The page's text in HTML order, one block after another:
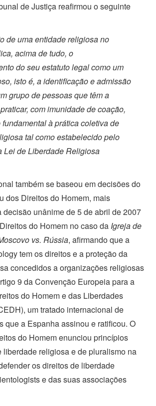
de Justiça reafirmou o seguinte
de uma entidade religiosa no
acima de tudo, o
do seu estatuto legal como um
isto é, a identificação e admissão
grupo de pessoas que têm a
com imunidade de coação,
à prática coletiva de
tal como estabelecido pelo
Lei de Liberdade Religiosa
também se baseou em decisões do
dos Direitos do Homem, mais
decisão unânime de 5 de abril de 2007
do Homem no caso da Igreja de
vs. Rússia, afirmando que a
tem os direitos e a proteção da
concedidos a organizações religiosas
9 da Convenção Europeia para a
do Homem e das Liberdades
um tratado internacional de
que a Espanha assinou e ratificou. O
do Homem enunciou princípios
liberdade religiosa e de pluralismo na
os direitos de liberdade
e das suas associações